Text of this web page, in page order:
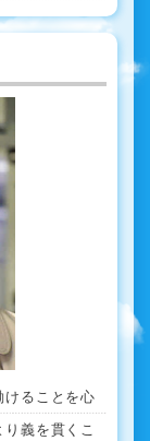
ることを心
義を貫くこ